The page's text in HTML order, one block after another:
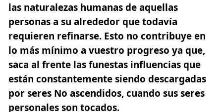
las naturalezas humanas de aquellas
personas a su alrededor que todavía
requieren refinarse. Esto no contribuye en
lo más mínimo a vuestro progreso ya que,
saca al frente las funestas influencias que
están constantemente siendo descargadas
por seres No ascendidos, cuando sus seres
personales son tocados.